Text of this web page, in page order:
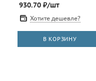
930.70 ₽/шт
Хотите дешевле?
В КОРЗИНУ